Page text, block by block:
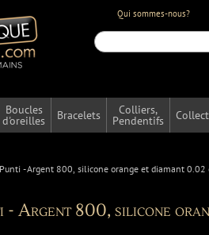
Qui sommes-nous?
Boucles
d'oreilles Bracelets Colliers,
Pendentifs
- Argent 800, silicone orange et diamant 0.02
Argent 800, silicone